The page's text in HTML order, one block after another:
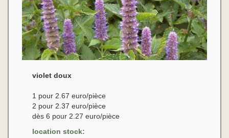
violet doux
1 pour 2.67 euro/pièce
2 pour 2.37 euro/pièce
dès 6 pour 2.27 euro/pièce
location stock: